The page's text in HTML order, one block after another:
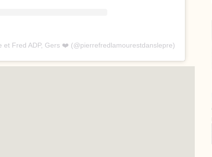
et Fred ADP, Gers ❤️ (@pierrefredlamourestdanslepre)